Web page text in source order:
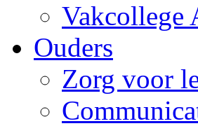
Vakcollege
Ouders
Zorg voor